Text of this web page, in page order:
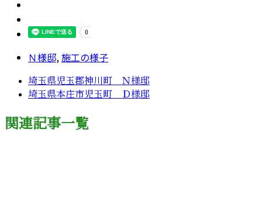
Ｎ様邸, 施工の様子
埼玉県児玉郡神川町 Ｎ様邸
埼玉県本庄市児玉町 Ｄ様邸
関連記事一覧